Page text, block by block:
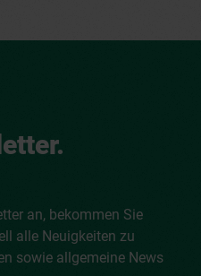
an, bekommen Sie
alle Neuigkeiten zu
sowie allgemeine News